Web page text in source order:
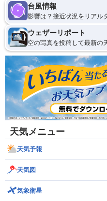
台風情報
影響は？接近状況をリアル
ウェザーリポート
空の写真を投稿して最新の
天気メニュー
天気予報
天気図
気象衛星